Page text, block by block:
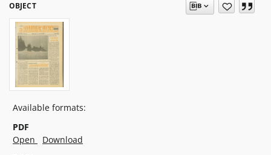
OBJECT
Available formats:
PDF
Open
Download